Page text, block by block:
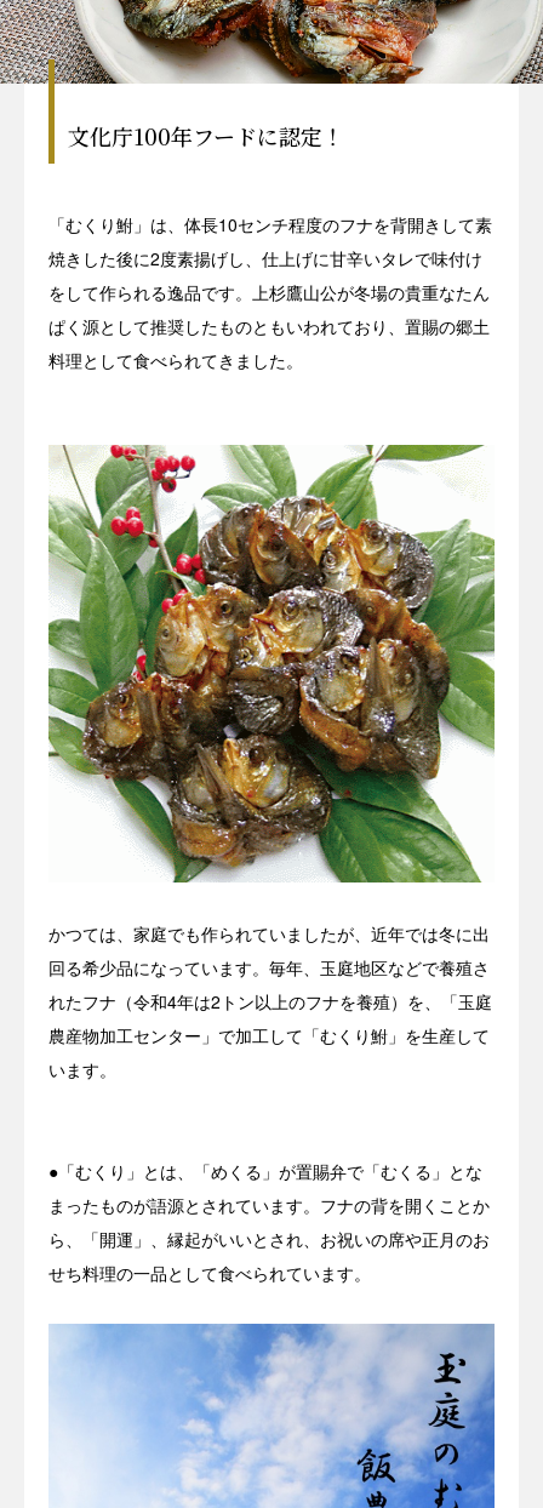
文化庁100年フードに認定！
「むくり鮒」は、体長10センチ程度のフナを背開きして素
焼きした後に2度素揚げし、仕上げに甘辛いタレで味付け
をして作られる逸品です。上杉鷹山公が冬場の貴重なたん
ぱく源として推奨したものともいわれており、置賜の郷土
料理として食べられてきました。
かつては、家庭でも作られていましたが、近年では冬に出
回る希少品になっています。毎年、玉庭地区などで養殖さ
れたフナ（令和4年は2トン以上のフナを養殖）を、「玉庭
農産物加工センター」で加工して「むくり鮒」を生産して
います。
●「むくり」とは、「めくる」が置賜弁で「むくる」とな
まったものが語源とされています。フナの背を開くことか
ら、「開運」、縁起がいいとされ、お祝いの席や正月のお
せち料理の一品として食べられています。